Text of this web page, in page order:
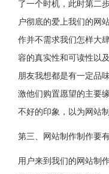
了一个时机，此时第二
户彻底的爱上我们的网
作并不需求我们怎样大
容的真实性和可读性以
朋友我想都是有一定品
激他们购置愿望的主要
不好的印象，以为网站
第三、网站制作制作要
用户来到我们的网站制